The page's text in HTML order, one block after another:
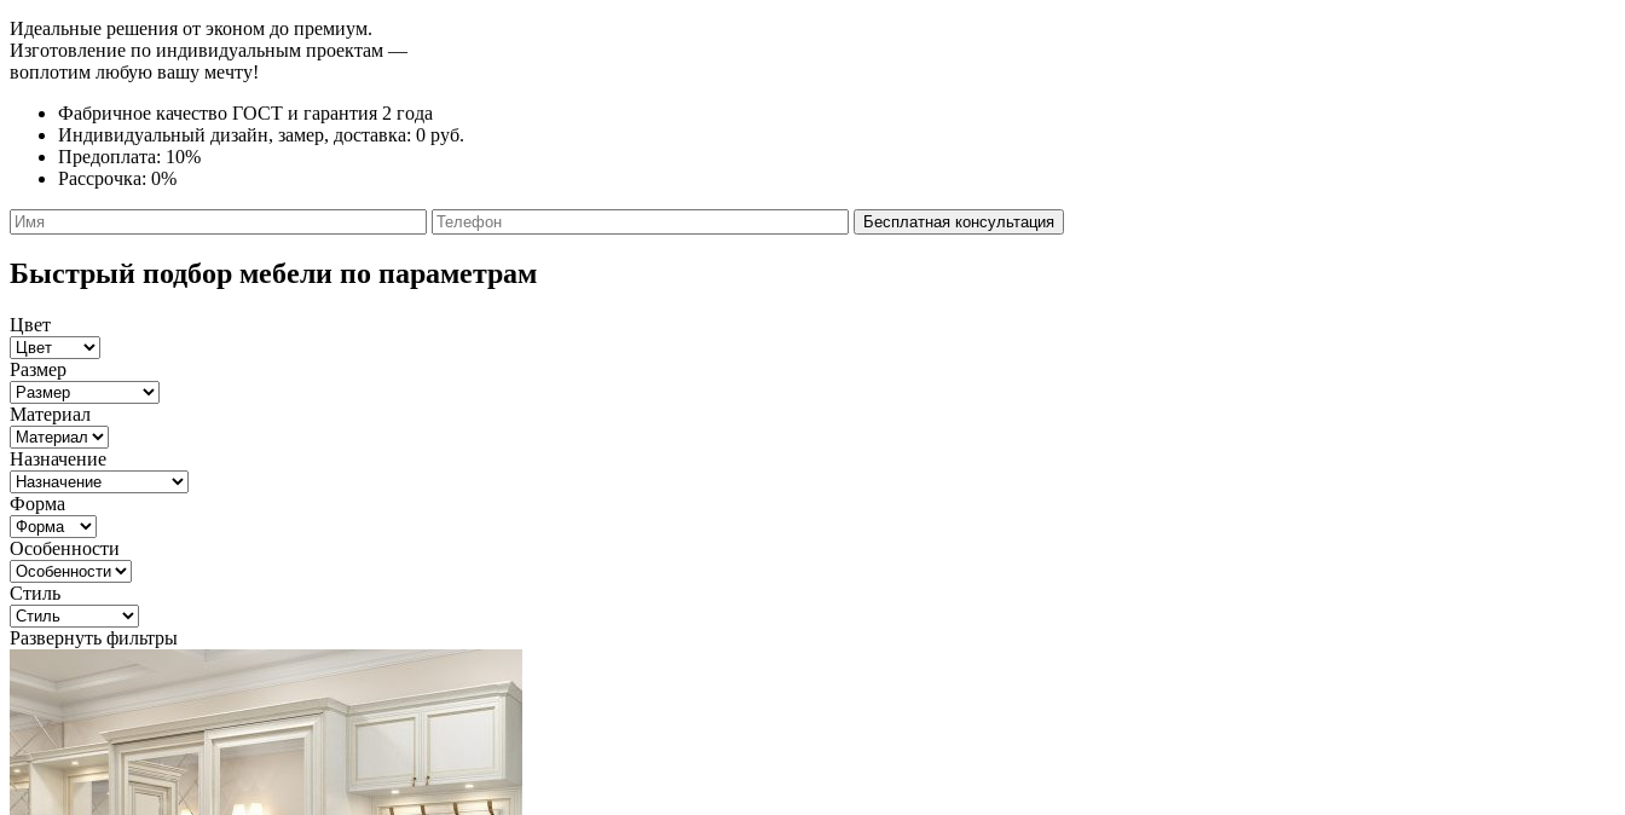
Идеальные решения от эконом до премиум.
Изготовление по индивидуальным проектам —
воплотим любую вашу мечту!
Фабричное качество ГОСТ и гарантия 2 года
Индивидуальный дизайн, замер, доставка: 0 руб.
Предоплата: 10%
Рассрочка: 0%
Быстрый подбор мебели по параметрам
Цвет
Размер
Материал
Назначение
Форма
Особенности
Стиль
Развернуть фильтры